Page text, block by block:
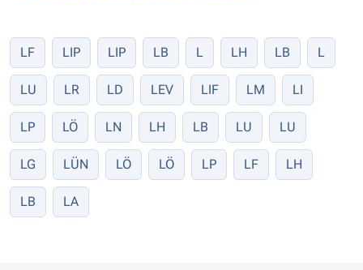
LF LIP LIP LB L LH LB L
LU LR LD LEV LIF LM LI
LP LÖ LN LH LB LU LU
LG LÜN LÖ LÖ LP LF LH
LB LA